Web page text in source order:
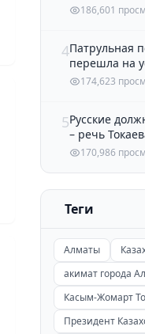
186,601
4Патрульная
перешла на
174,623
5Русские
– речь
Казнета
170,986
Теги
Алматы
акимат города
Касым-Жомарт
Президент